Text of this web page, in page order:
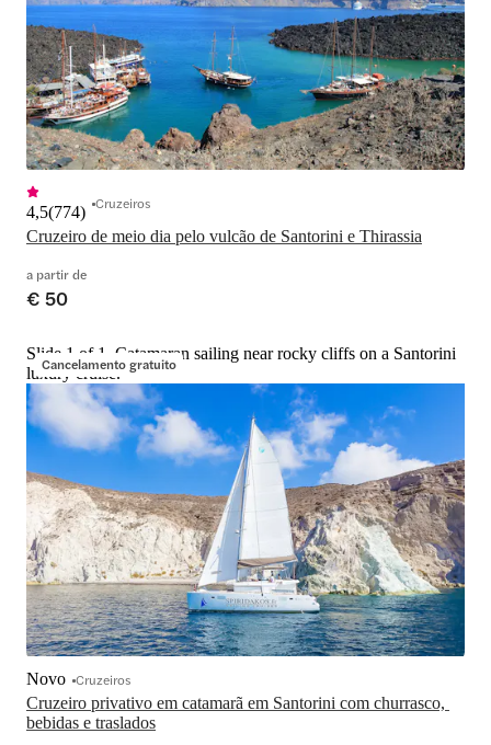
Cruzeiro de meio dia pelo vulcão de Santorini e Thirassia
4,5(774) Cruzeiros
a partir de
€ 50
Cancelamento gratuito
Slide 1 of 1, Catamaran sailing near rocky cliffs on a Santorini
luxury cruise.
Cruzeiro privativo em catamarã em Santorini com churrasco,
Novo Cruzeiros